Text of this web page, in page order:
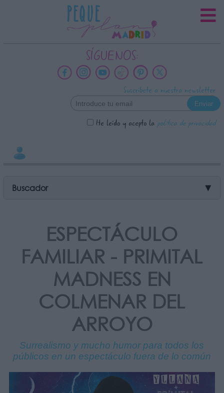
SÍGUENOS:
Suscríbete a nuestra newsletter
He leído y acepto la política de privacidad
Buscador ▼
ESPECTÁCULO
FAMILIAR - PRIMITAL
MADNESS EN
COLMENAR DEL
ARROYO
Surrealismo y mucho humor para todos los
públicos en un espectáculo fuera de lo común
INFORMACION SOBRE LA
PROTECCIÓN DE TUS DATOS
Datos tratados:
Información adicional